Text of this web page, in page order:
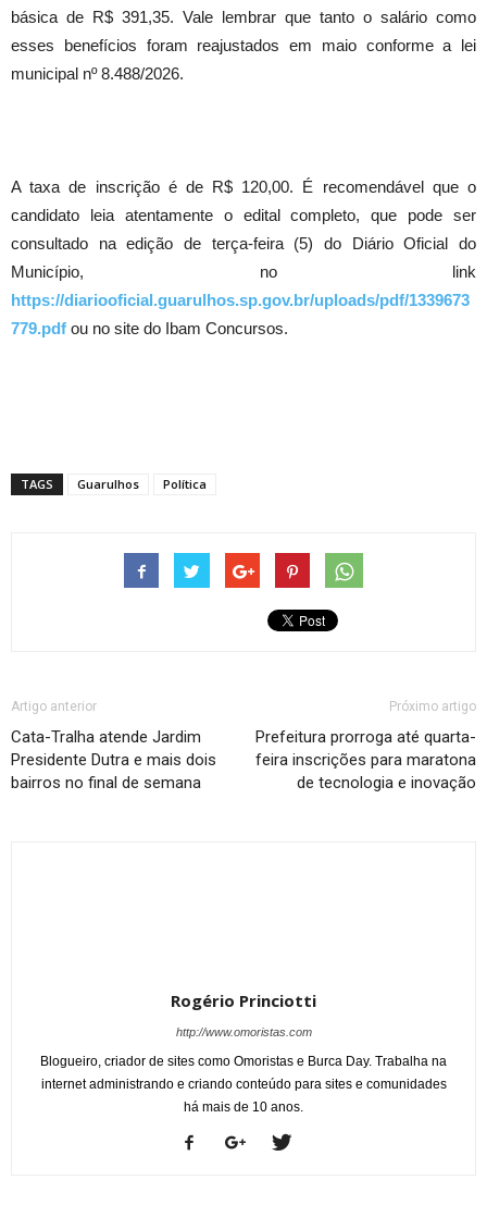
básica de R$ 391,35. Vale lembrar que tanto o salário como
esses benefícios foram reajustados em maio conforme a lei
municipal nº 8.488/2026.
A taxa de inscrição é de R$ 120,00. É recomendável que o
candidato leia atentamente o edital completo, que pode ser
consultado na edição de terça-feira (5) do Diário Oficial do
Município, no link
https://diariooficial.guarulhos.sp.gov.br/uploads/pdf/1339673
779.pdf ou no site do Ibam Concursos.
TAGS Guarulhos Política
Artigo anterior
Cata-Tralha atende Jardim
Presidente Dutra e mais dois
bairros no final de semana
Próximo artigo
Prefeitura prorroga até quarta-
feira inscrições para maratona
de tecnologia e inovação
Rogério Princiotti
http://www.omoristas.com
Blogueiro, criador de sites como Omoristas e Burca Day. Trabalha na
internet administrando e criando conteúdo para sites e comunidades
há mais de 10 anos.